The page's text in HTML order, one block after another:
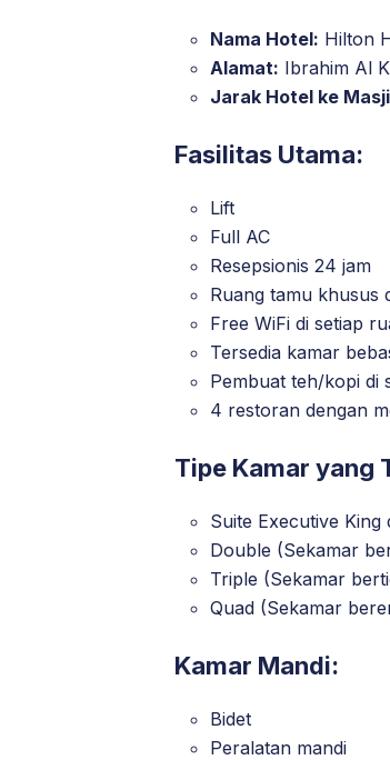
Nama Hotel: Hilton
Alamat: Ibrahim Al
Jarak Hotel ke
Fasilitas Utama:
Lift
Full AC
Resepsionis 24 jam
Ruang tamu khusus
Free WiFi di setiap
Tersedia kamar
Pembuat teh/kopi di
4 restoran dengan
Tipe Kamar yang
Suite Executive
Double (Sekamar
Triple (Sekamar
Quad (Sekamar
Kamar Mandi:
Bidet
Peralatan mandi